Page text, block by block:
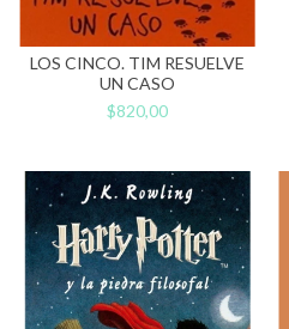
LOS CINCO. TIM RESUELVE
UN CASO
$820,00